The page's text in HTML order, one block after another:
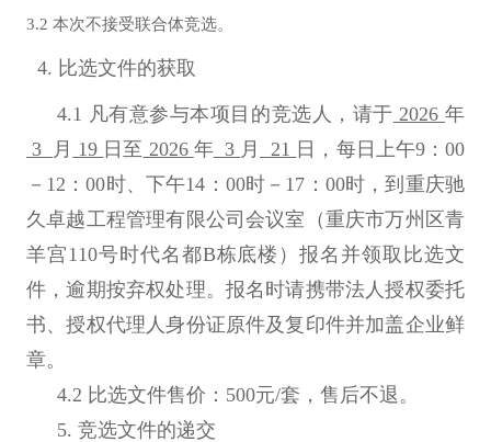
3.2 本次不接受联合体竞选。
4. 比选文件的获取
4.1 凡有意参与本项目的竞选人，请于 2026年
3
月 19 日至 2026 年3 月 21 日，每日上午9：00
－12：00时、下午14：00时－17：00时，到重庆驰
久卓越工程管理有限公司会议室（重庆市万州区青
羊宫110号时代名都B栋底楼）报名并领取比选文
件，逾期按弃权处理。报名时请携带法人授权委托
书、授权代理人身份证原件及复印件并加盖企业鲜
章。
4.2 比选文件售价：500元/套，售后不退。
5. 竞选文件的递交